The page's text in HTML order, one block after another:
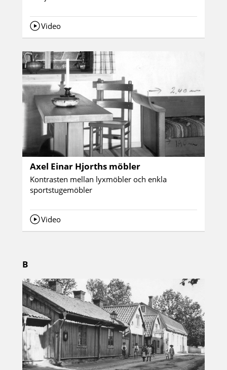
Video
Axel Einar Hjorths möbler
Kontrasten mellan lyxmöbler och enkla
sportstugemöbler
Video
B